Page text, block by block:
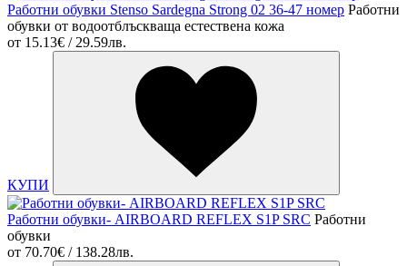
Работни обувки Stenso Sardegna Strong 02 36-47 номер Работни
обувки от водоотблъскваща естествена кожа
от 15.13€ / 29.59лв.
КУПИ
Работни обувки- AIRBOARD REFLEX S1P SRC Работни
обувки
от 70.70€ / 138.28лв.